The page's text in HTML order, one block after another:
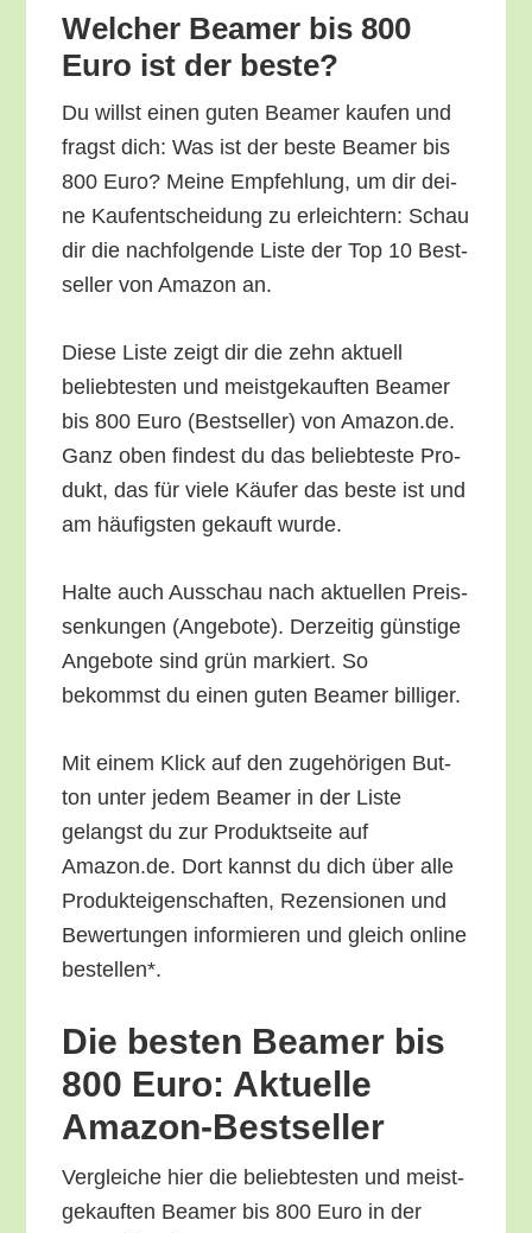
Wel­cher Bea­mer bis 800
Euro ist der beste?
Du willst einen guten Bea­mer kau­fen und
fragst dich: Was ist der bes­te Bea­mer bis
800 Euro? Mei­ne Emp­feh­lung, um dir dei­
ne Kauf­ent­schei­dung zu erleich­tern: Schau
dir die nach­fol­gen­de Lis­te der Top 10 Best­
sel­ler von Ama­zon an.
Die­se Lis­te zeigt dir die zehn aktu­ell
belieb­tes­ten und meist­ge­kauf­ten Bea­mer
bis 800 Euro (Best­sel­ler) von Amazon.de.
Ganz oben fin­dest du das belieb­tes­te Pro­
dukt, das für vie­le Käu­fer das bes­te ist und
am häu­figs­ten gekauft wurde.
Hal­te auch Aus­schau nach aktu­el­len Preis­
sen­kun­gen (Ange­bo­te). Der­zei­tig güns­ti­ge
Ange­bo­te sind grün mar­kiert. So
bekommst du einen guten Bea­mer billiger.
Mit einem Klick auf den zuge­hö­ri­gen But­
ton unter jedem Bea­mer in der Lis­te
gelangst du zur Pro­dukt­sei­te auf
Amazon.de. Dort kannst du dich über alle
Pro­duk­tei­gen­schaf­ten, Rezen­sio­nen und
Bewer­tun­gen infor­mie­ren und gleich online
bestellen*.
Die bes­ten Bea­mer bis
800 Euro: Aktu­el­le
Amazon-Bestseller
Ver­glei­che hier die belieb­tes­ten und meist­
ge­kauf­ten Bea­mer bis 800 Euro in der